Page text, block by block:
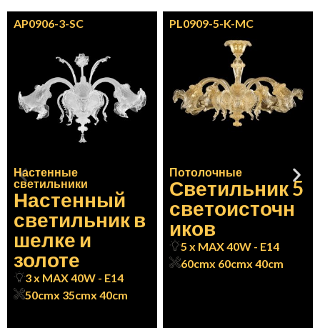
Настенные
светильники
Настенный
светильник в
шелке и
золоте
AP0906-3-SC
3 x MAX 40W - E14
50cmx 35cmx 40cm
Потолочные
Светильник 5
светоисточн
иков
PL0909-5-K-MC
5 x MAX 40W - E14
60cmx 60cmx 40cm